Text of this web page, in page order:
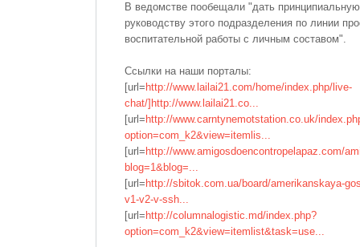
В ведомстве пообещали "дать
руководству этого подразделения по линии
воспитательной работы с личным составом".
Ссылки на наши порталы:
[url= http://www.lailai21.com/home/index.php/live-
chat/]http://www.lailai21.co...
[url= http://www.carntynemotstation.co.uk/
option=com_k2&view=itemlis...
[url= http://www.amigosdoencontropelapaz.com/
blog=1&blog=...
[url= http://sbitok.com.ua/board/amerikanskaya-
v1-v2-v-ssh...
[url= http://columnalogistic.md/index.php?
option=com_k2&view=itemlist&task=use...